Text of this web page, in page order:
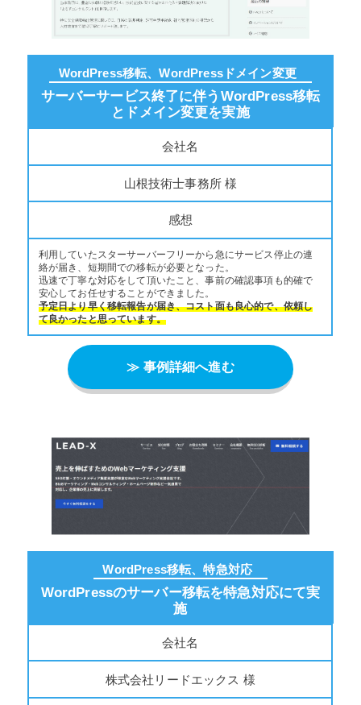
WordPress移転、WordPressドメイン変更
サーバーサービス終了に伴うWordPress移転
とドメイン変更を実施
会社名
山根技術士事務所 様
感想
利用していたスターサーバーフリーから急にサービス停止の連
絡が届き、短期間での移転が必要となった。
迅速で丁寧な対応をして頂いたこと、事前の確認事項も的確で
安心してお任せすることができました。
予定日より早く移転報告が届き、コスト面も良心的で、依頼し
て良かったと思っています。
≫ 事例詳細へ進む
WordPress移転、特急対応
WordPressのサーバー移転を特急対応にて実
施
会社名
株式会社リードエックス 様